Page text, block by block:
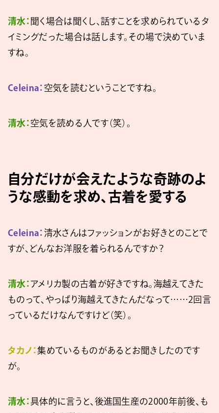
清水： 聞く場合は聞くし、話すことを求められているタ
イミングだった場合は話します。その場で決めていま
すね。
Celeina： 空気を読むということですね。
清水： 空気を読める人です（笑）。
自分だけが会えたような奇跡のよ
うな感動を求め、古着を愛する
Celeina： 清水さんはファッションがお好きとのことで
すが、どんなお洋服を着られるんですか？
清水： アメリカ製の古着が好きですね。海越えてきた
ものって、やっぱり海越えてきたんだなって……2回言
っているだけなんですけど（笑）。
タカノ：集めているものがあるとお聞きしたのです
が。
清水： 具体的に言うと、後進国生産の2000年前後、も